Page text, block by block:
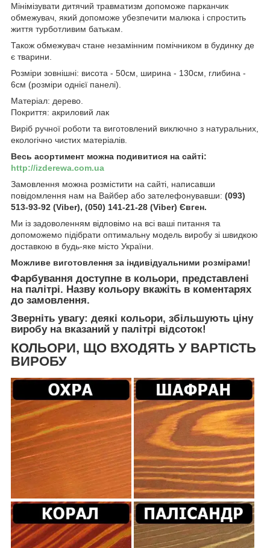
Мінімізувати дитячий травматизм допоможе парканчик
обмежувач, який допоможе убезпечити малюка і спростить
життя турботливим батькам.
Також обмежувач стане незамінним помічником в будинку де
є тварини.
Розміри зовнішні: висота - 50см, ширина - 130см, глибина -
6см (розміри однієї панелі).
Матеріал: дерево.
Покриття: акриловий лак
Виріб ручної роботи та виготовлений виключно з натуральних,
екологічно чистих матеріалів.
Весь асортимент можна подивитися на сайті:
http://izderewa.com.ua
Замовлення можна розмістити на сайті, написавши
повідомлення нам на Вайбер або зателефонувавши: (093)
513-93-92 (Viber), (050) 141-21-28 (Viber) Євген.
Ми із задоволенням відповімо на всі ваші питання та
допоможемо підібрати оптимальну модель виробу зі швидкою
доставкою в будь-яке місто України.
Можливе виготовлення за індивідуальними розмірами!
Фарбування доступне в кольори, представлені
на палітрі. Назву кольору вкажіть в коментарях
до замовлення.
Зверніть увагу: деякі кольори, збільшують ціну
виробу на вказаний у палітрі відсоток!
КОЛЬОРИ, ЩО ВХОДЯТЬ У ВАРТІСТЬ
ВИРОБУ